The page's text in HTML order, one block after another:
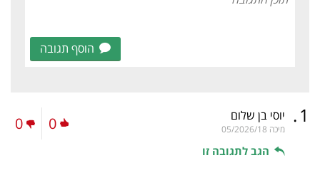
הוסף תגובה
1
. יוסי בן שלום
מיכה 05/2026/18
הגב לתגובה זו
0
0